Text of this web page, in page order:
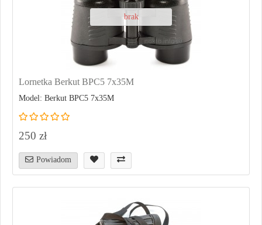
brak
Lornetka Berkut BPC5 7x35M
Model: Berkut BPC5 7x35M
250 zł
Powiadom